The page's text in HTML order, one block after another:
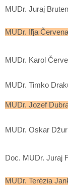
MUDr. Juraj
MUDr. Iľja
MUDr. Karol
MUDr. Timko
MUDr. Jozef
MUDr. Oskar
Doc. MUDr. Juraj
MUDr. Terézia